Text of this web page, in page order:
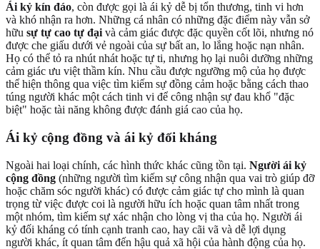
Ái kỷ kín đáo, còn được gọi là ái kỷ dễ bị tổn thương, tinh vi hơn
và khó nhận ra hơn. Những cá nhân có những đặc điểm này vẫn sở
hữu sự tự cao tự đại và cảm giác được đặc quyền cốt lõi, nhưng nó
được che giấu dưới vẻ ngoài của sự bất an, lo lắng hoặc nạn nhân.
Họ có thể tỏ ra nhút nhát hoặc tự ti, nhưng họ lại nuôi dưỡng những
cảm giác ưu việt thầm kín. Nhu cầu được ngưỡng mộ của họ được
thể hiện thông qua việc tìm kiếm sự đồng cảm hoặc bằng cách thao
túng người khác một cách tinh vi để công nhận sự đau khổ "đặc
biệt" hoặc tài năng không được đánh giá cao của họ.
Ái kỷ cộng đồng và ái kỷ đối kháng
Ngoài hai loại chính, các hình thức khác cũng tồn tại. Người ái kỷ
cộng đồng (những người tìm kiếm sự công nhận qua vai trò giúp đỡ
hoặc chăm sóc người khác) có được cảm giác tự cho mình là quan
trọng từ việc được coi là người hữu ích hoặc quan tâm nhất trong
một nhóm, tìm kiếm sự xác nhận cho lòng vị tha của họ. Người ái
kỷ đối kháng có tính cạnh tranh cao, hay cãi vã và dễ lợi dụng
người khác, ít quan tâm đến hậu quả xã hội của hành động của họ.